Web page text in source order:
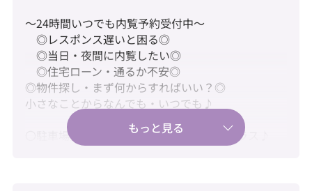
～24時間いつでも内覧予約受付中～
◎レスポンス遅いと困る◎
◎当日・夜間に内覧したい◎
◎住宅ローン・通るか不安◎
◎物件探し・まず何からすればいい？◎
小さなことからなんでも・いつでも♪
〇駐車場空有で毎日の暮らしにゆとりをプラス♪